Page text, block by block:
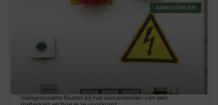
AANBIEDINGEN
Veelgemaakte fouten bij het samenstellen van een